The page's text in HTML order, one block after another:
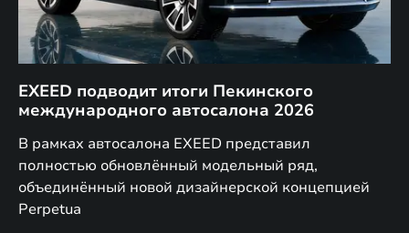
EXEED подводит итоги Пекинского
международного автосалона 2026
В рамках автосалона EXEED представил
полностью обновлённый модельный ряд,
объединённый новой дизайнерской концепцией
Perpetua